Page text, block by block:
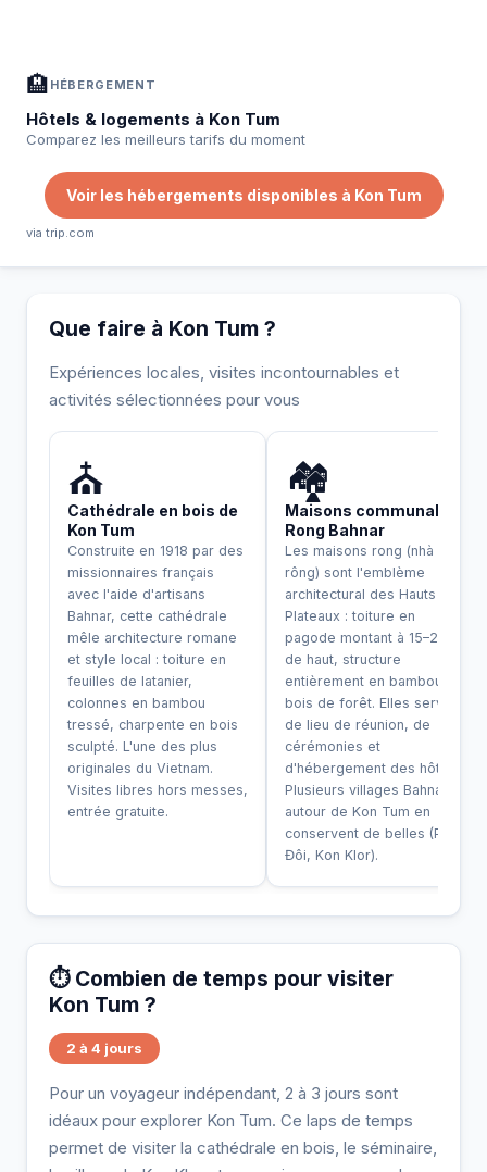
🏨 HÉBERGEMENT
Hôtels & logements à Kon Tum
Comparez les meilleurs tarifs du moment
Voir les hébergements disponibles à Kon Tum
via trip.com
Que faire à Kon Tum ?
Expériences locales, visites incontournables et
activités sélectionnées pour vous
⛪
Cathédrale en bois de
Kon Tum
Construite en 1918 par des
missionnaires français
avec l'aide d'artisans
Bahnar, cette cathédrale
mêle architecture romane
et style local : toiture en
feuilles de latanier,
colonnes en bambou
tressé, charpente en bois
sculpté. L'une des plus
originales du Vietnam.
Visites libres hors messes,
entrée gratuite.
🏘️
Maisons communales
Rong Bahnar
Les maisons rong (nhà
rông) sont l'emblème
architectural des Hauts
Plateaux : toiture en
pagode montant à 15–20 m
de haut, structure
entièrement en bambou et
bois de forêt. Elles servent
de lieu de réunion, de
cérémonies et
d'hébergement des hôtes.
Plusieurs villages Bahnar
autour de Kon Tum en
conservent de belles (Plei
Đôi, Kon Klor).
⏱️ Combien de temps pour visiter
Kon Tum ?
2 à 4 jours
Pour un voyageur indépendant, 2 à 3 jours sont
idéaux pour explorer Kon Tum. Ce laps de temps
permet de visiter la cathédrale en bois, le séminaire,